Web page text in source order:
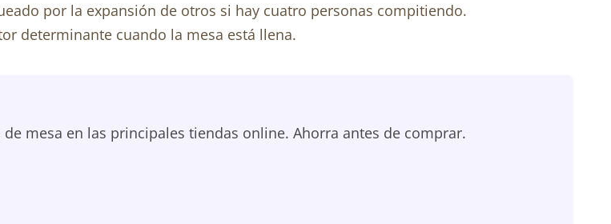
por la expansión de otros si hay cuatro personas compitiendo.
determinante cuando la mesa está llena.
mesa en las principales tiendas online. Ahorra antes de comprar.